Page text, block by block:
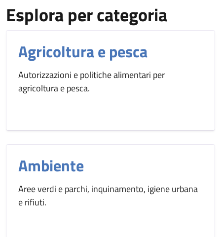
Esplora per categoria
Agricoltura e pesca
Autorizzazioni e politiche alimentari per
agricoltura e pesca.
Ambiente
Aree verdi e parchi, inquinamento, igiene urbana
e rifiuti.